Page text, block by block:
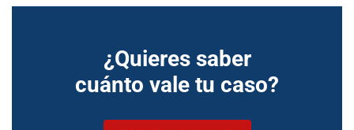
¿Quieres saber
cuánto vale tu caso?